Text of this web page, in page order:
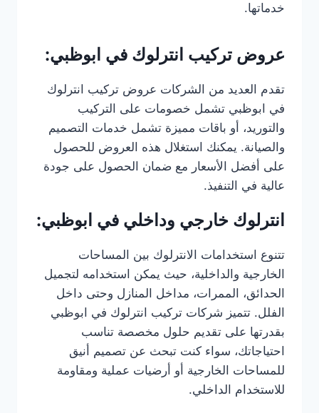
خدماتها.
عروض تركيب انترلوك في ابوظبي:
تقدم العديد من الشركات عروض تركيب انترلوك
في ابوظبي تشمل خصومات على التركيب
والتوريد، أو باقات مميزة تشمل خدمات التصميم
والصيانة. يمكنك استغلال هذه العروض للحصول
على أفضل الأسعار مع ضمان الحصول على جودة
عالية في التنفيذ.
انترلوك خارجي وداخلي في ابوظبي:
تتنوع استخدامات الانترلوك بين المساحات
الخارجية والداخلية، حيث يمكن استخدامه لتجميل
الحدائق، الممرات، مداخل المنازل وحتى داخل
الفلل. تتميز شركات تركيب انترلوك في ابوظبي
بقدرتها على تقديم حلول مخصصة تناسب
احتياجاتك، سواء كنت تبحث عن تصميم أنيق
للمساحات الخارجية أو أرضيات عملية ومقاومة
للاستخدام الداخلي.